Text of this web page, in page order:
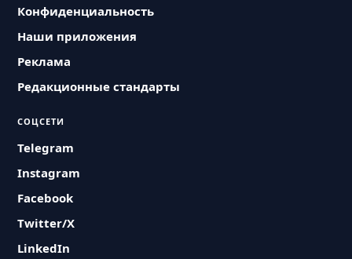
Конфиденциальность
Наши приложения
Реклама
Редакционные стандарты
СОЦСЕТИ
Telegram
Instagram
Facebook
Twitter/X
LinkedIn